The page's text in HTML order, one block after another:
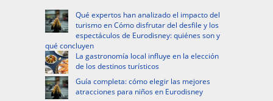
Qué expertos han analizado el impacto del
turismo en Cómo disfrutar del desfile y los
espectáculos de Eurodisney: quiénes son y
qué concluyen
La gastronomía local influye en la elección
de los destinos turísticos
Guía completa: cómo elegir las mejores
atracciones para niños en Eurodisney